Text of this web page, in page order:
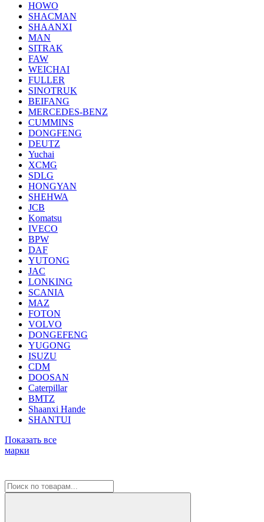
HOWO
SHACMAN
SHAANXI
MAN
SITRAK
FAW
WEICHAI
FULLER
SINOTRUK
BEIFANG
MERCEDES-BENZ
CUMMINS
DONGFENG
DEUTZ
Yuchai
XCMG
SDLG
HONGYAN
SHEHWA
JCB
Komatsu
IVECO
BPW
DAF
YUTONG
JAC
LONKING
SCANIA
MAZ
FOTON
VOLVO
DONGEFENG
YUGONG
ISUZU
CDM
DOOSAN
Caterpillar
BMTZ
Shaanxi Hande
SHANTUI
Показать все
марки